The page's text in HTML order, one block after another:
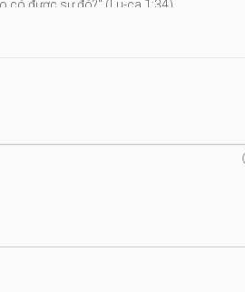
có được sự đó?" (Lu-ca 1:34)